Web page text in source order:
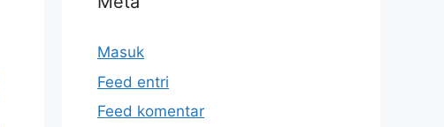
Masuk
Feed entri
Feed komentar